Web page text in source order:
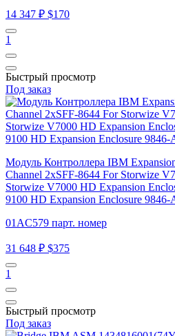
14 347 ₽ $170
1
Быстрый просмотр
Под заказ
Модуль Контроллера IBM
Channel 2xSFF-8644 For Storwize
Storwize V7000 HD Expansion
9100 HD Expansion Enclosure
01AC579 парт. номер
31 648 ₽ $375
1
Быстрый просмотр
Под заказ